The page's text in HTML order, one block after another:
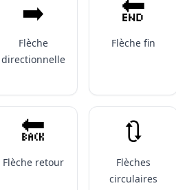
➡️
Flèche
directionnelle
🔚
Flèche fin
🔙
Flèche retour
🔃
Flèches
circulaires